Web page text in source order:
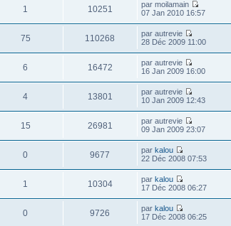
1 10251
par moilamain
07 Jan 2010 16:57
75 110268
par autrevie
28 Déc 2009 11:00
6 16472
par autrevie
16 Jan 2009 16:00
4 13801
par autrevie
10 Jan 2009 12:43
15 26981
par autrevie
09 Jan 2009 23:07
0 9677 parkalou
22 Déc 2008 07:53
1 10304 parkalou
17 Déc 2008 06:27
0 9726 parkalou
17 Déc 2008 06:25